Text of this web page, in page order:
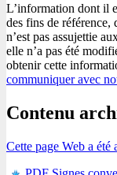
L’information dont il
des fins de référence,
n’est pas assujettie
elle n’a pas été
obtenir cette
communiquer avec
Contenu
Cette page Web a été